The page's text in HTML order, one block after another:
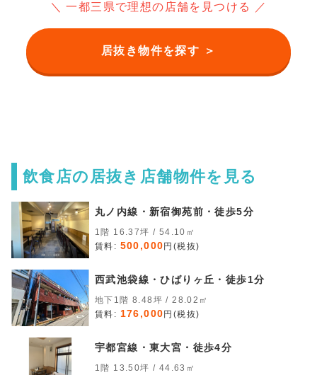
＼ 一都三県で理想の店舗を見つける ／
居抜き物件を探す ＞
飲食店の居抜き店舗物件を見る
丸ノ内線・新宿御苑前・徒歩5分
1階 16.37坪 / 54.10㎡
賃料: 500,000 円(税抜)
西武池袋線・ひばりヶ丘・徒歩1分
地下1階 8.48坪 / 28.02㎡
賃料: 176,000 円(税抜)
宇都宮線・東大宮・徒歩4分
1階 13.50坪 / 44.63㎡